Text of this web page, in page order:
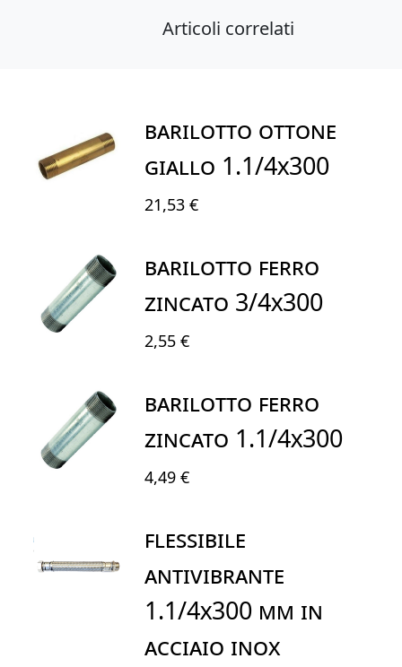
Articoli correlati
BARILOTTO OTTONE
GIALLO 1.1/4X300
21,53 €
BARILOTTO FERRO
ZINCATO 3/4x300
2,55 €
BARILOTTO FERRO
ZINCATO 1.1/4X300
4,49 €
FLESSIBILE
ANTIVIBRANTE
1.1/4X300 Mm IN
ACCIAIO INOX